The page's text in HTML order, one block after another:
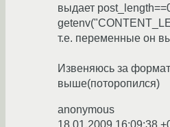
выдает
т.е. переменные он
Извеняюсь за
выше(поторопился)
anonymous